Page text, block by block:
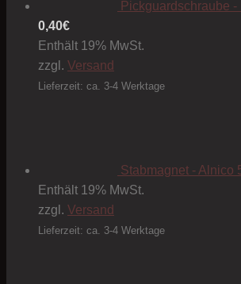
Pickguardschraube
0,40€
Enthält 19% MwSt.
zzgl. Versand
Lieferzeit: ca. 3-4 Werktage
Stabmagnet - Alnico
Enthält 19% MwSt.
zzgl. Versand
Lieferzeit: ca. 3-4 Werktage